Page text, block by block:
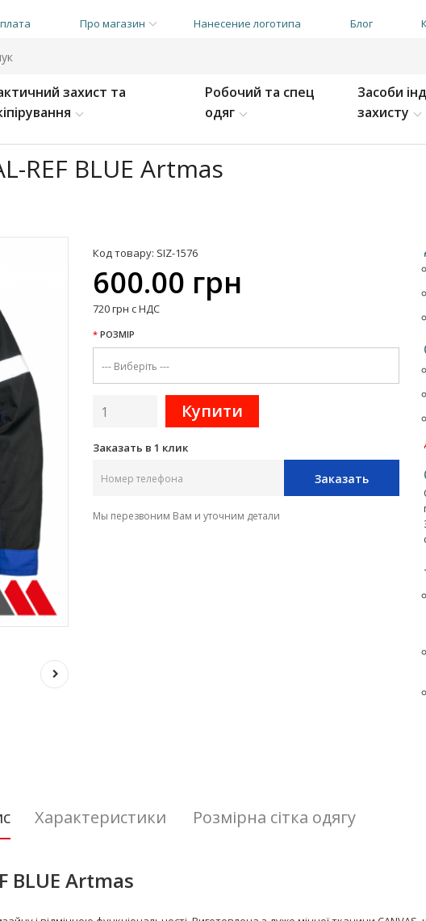
Про магазин Нанесение логотипа Блог
захист та
Робочий та спец
одяг
Засоби
захисту
REF BLUE Artmas
Код товару: SIZ-1576
600.00 грн
720 грн с НДС
РОЗМІР
Заказать в 1 клик
Заказать
Мы перезвоним Вам и уточним детали
Характеристики Розмірна сітка одягу
BLUE Artmas